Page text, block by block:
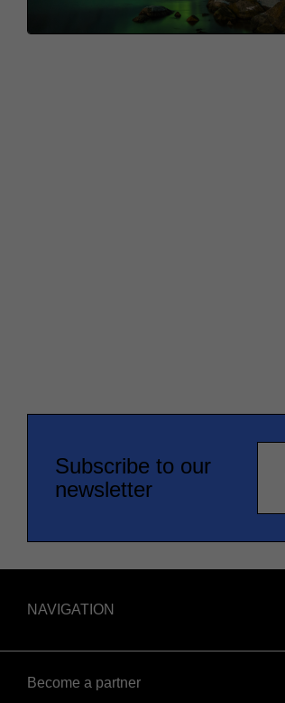
Subscribe to our
newsletter
NAVIGATION
Become a partner